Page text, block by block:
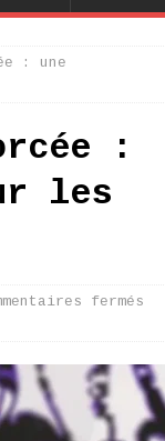
: une
:
les
fermés